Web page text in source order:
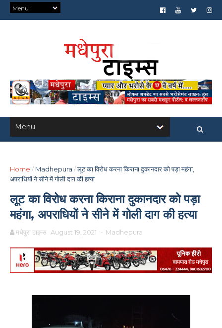
Home / Madhepura /लूट का विरोध करना किराना दुकानदार को पड़ा महंगा,
अपराधियों ने सीने में गोली दाग की हत्या
लूट का विरोध करना किराना दुकानदार को पड़ा
महंगा, अपराधियों ने सीने में गोली दाग की हत्या
मधेपुरा टाइम्स August 19, 2021 - Madhepura